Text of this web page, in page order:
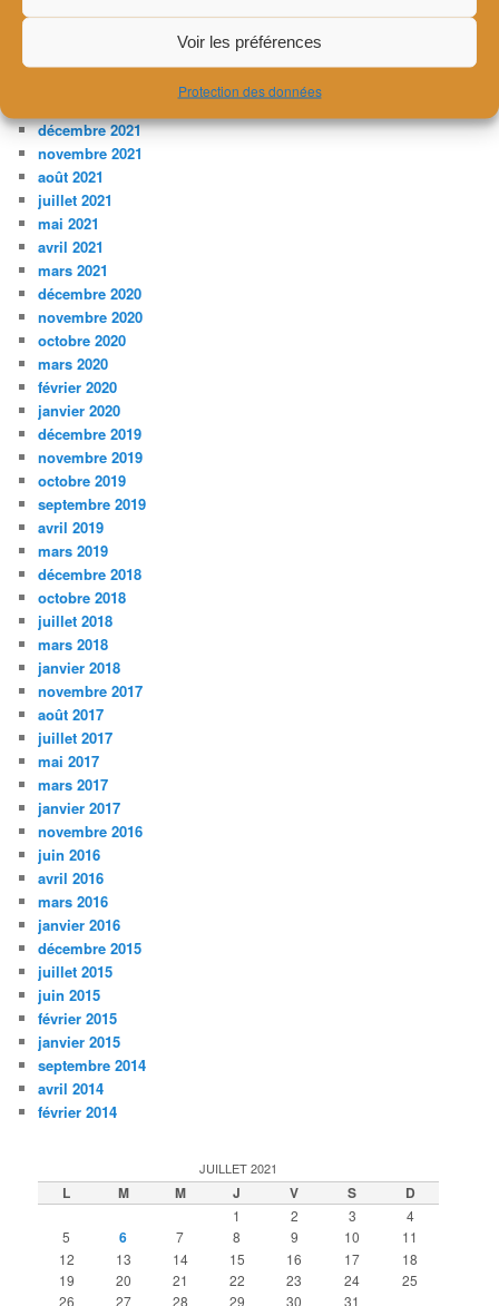
Voir les préférences
Protection des données
décembre 2022
décembre 2021
novembre 2021
août 2021
juillet 2021
mai 2021
avril 2021
mars 2021
décembre 2020
novembre 2020
octobre 2020
mars 2020
février 2020
janvier 2020
décembre 2019
novembre 2019
octobre 2019
septembre 2019
avril 2019
mars 2019
décembre 2018
octobre 2018
juillet 2018
mars 2018
janvier 2018
novembre 2017
août 2017
juillet 2017
mai 2017
mars 2017
janvier 2017
novembre 2016
juin 2016
avril 2016
mars 2016
janvier 2016
décembre 2015
juillet 2015
juin 2015
février 2015
janvier 2015
septembre 2014
avril 2014
février 2014
JUILLET 2021
L M M J V S D
1 2 3
4
5
6 7 8 9 10
11
12
13 14 15 16 17
18
19
20 21 22 23 24
25
26
27 28 29 30 31